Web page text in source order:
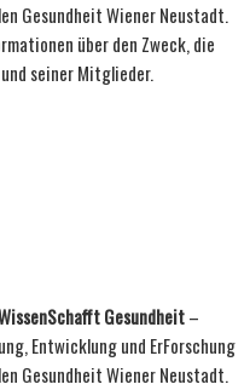
Gesundheit Wiener Neustadt.
über den Zweck, die
seiner Mitglieder.
Gesundheit–
Entwicklung und ErForschung
Gesundheit Wiener Neustadt.